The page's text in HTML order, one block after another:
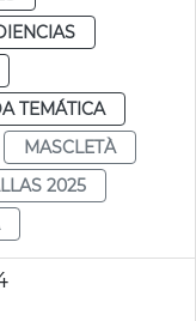
TEMÁTICA
MASCLETÀ
2025